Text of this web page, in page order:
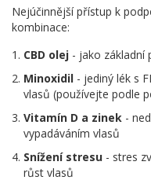
Nejúčinnější přístup k
kombinace:
CBD olej - jako základní
Minoxidil - jediný lék s
vlasů (používejte podle
Vitamín D a zinek -
vypadáváním vlasů
Snížení stresu - stres
růst vlasů